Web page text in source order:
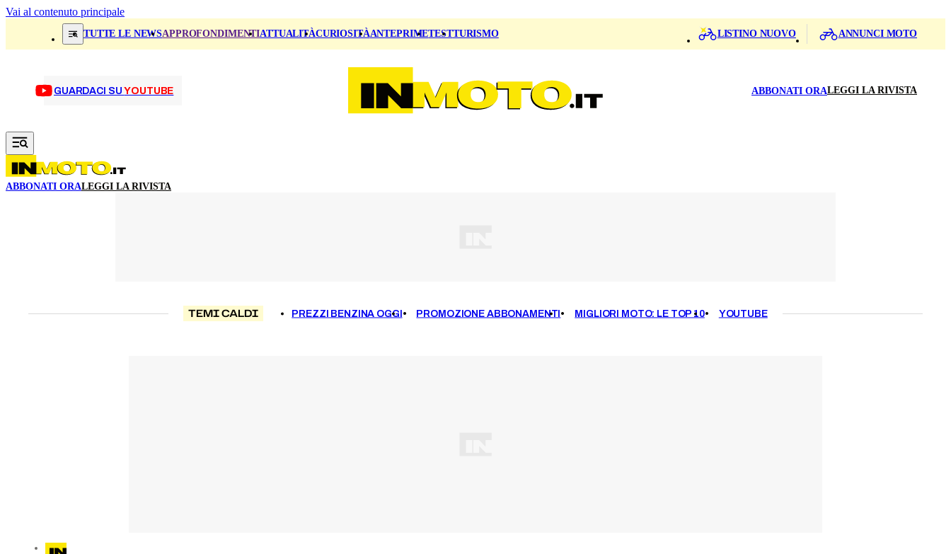
Vai al contenuto principale
TUTTE LE NEWSAPPROFONDIMENTIATTUALITÀCURIOSITÀANTEPRIMETESTTURISMO LISTINO NUOVO ANNUNCI MOTO
GUARDACI SUYOUTUBE ABBONATI ORALEGGI LA RIVISTA
ABBONATI ORALEGGI LA RIVISTA
TEMI CALDI PREZZI BENZINA OGGI PROMOZIONE ABBONAMENTI MIGLIORI MOTO: LE TOP 10 YOUTUBE